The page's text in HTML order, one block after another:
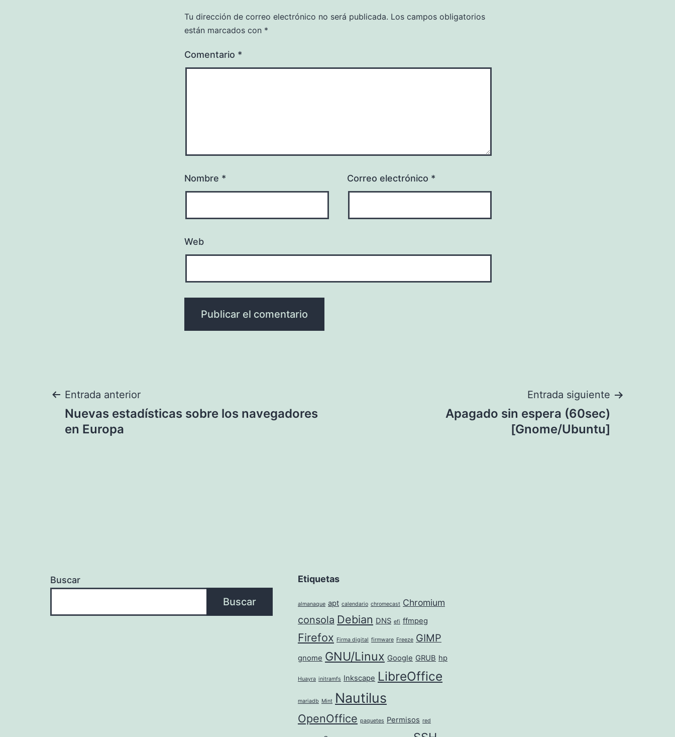
Tu dirección de correo electrónico no será publicada. Los campos obligatorios
están marcados con *
Comentario *
Nombre * Correo electrónico *
Web
Navegación
de
Entrada anterior
Nuevas estadísticas sobre los navegadores
en Europa
Entrada siguiente
Apagado sin espera (60sec)
[Gnome/Ubuntu]
Buscar
Buscar
Etiquetas
almanaque apt calendario chromecast Chromium
consola Debian DNS efi ffmpeg
Firefox Firma digital firmware Freeze GIMP
gnome GNU/Linux Google GRUB hp
Huayra initramfs Inkscape LibreOffice
mariadb Mint Nautilus
OpenOffice paquetes Permisos red